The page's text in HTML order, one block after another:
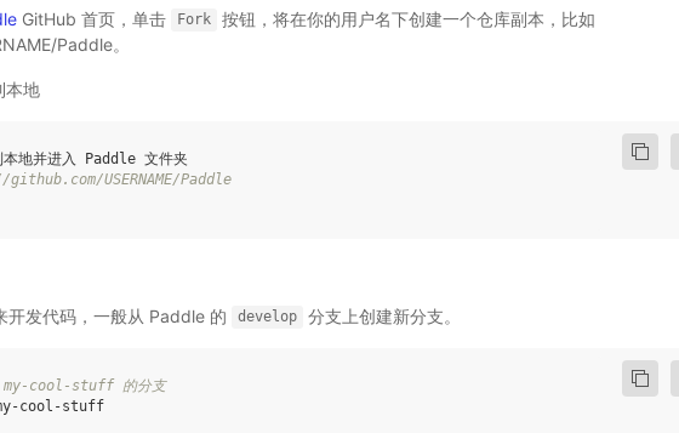
GitHub 首页，单击 Fork
按钮，将在你的用户名下创建一个仓库副本，比如
Paddle。
本地
地并进入 Paddle 文件夹
github.com/USERNAME/Paddle
开发代码，一般从 Paddle 的 develop 分支上创建新分支。
my-cool-stuff 的分支